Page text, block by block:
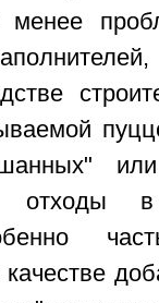
менее
или
отходы в